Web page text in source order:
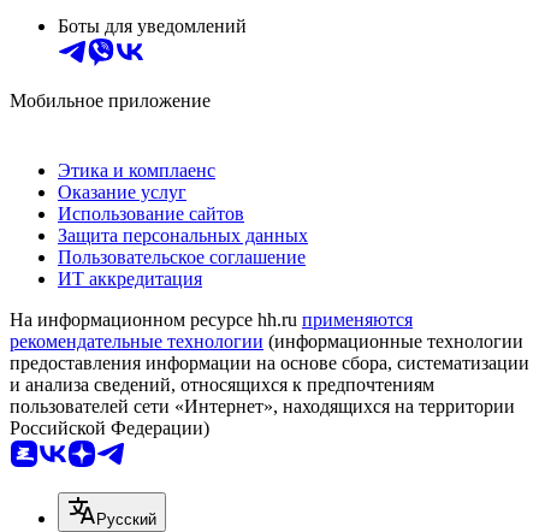
Боты для уведомлений
Мобильное приложение
Этика и комплаенс
Оказание услуг
Использование сайтов
Защита персональных данных
Пользовательское соглашение
ИТ аккредитация
На информационном ресурсе hh.ru применяются
рекомендательные технологии (информационные технологии
предоставления информации на основе сбора, систематизации
и анализа сведений, относящихся к предпочтениям
пользователей сети «Интернет», находящихся на территории
Российской Федерации)
Русский